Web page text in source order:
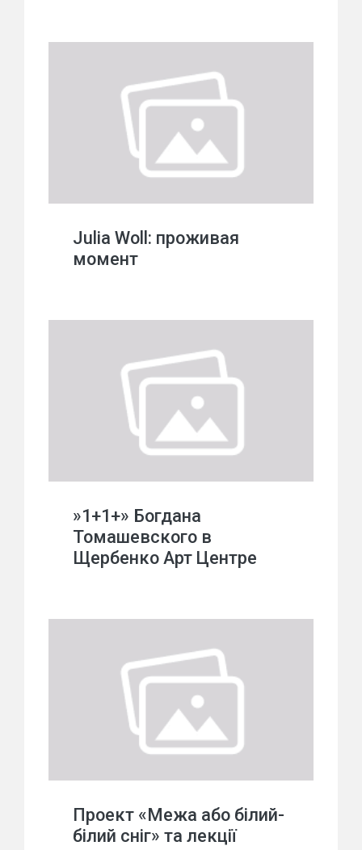
Julia Woll: проживая
момент
»1+1+» Богдана
Томашевского в
Щербенко Арт Центре
Проект «Межа або білий-
білий сніг» та лекції